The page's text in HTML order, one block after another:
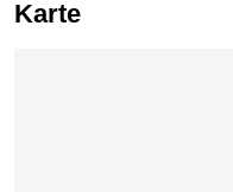
Karte